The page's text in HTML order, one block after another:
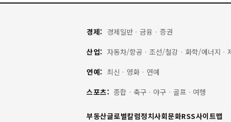
경제: 경제일반 · 금융 · 증권
산업: 자동차/항공 · 조선/철강 · 화학/에너지 ·
연예: 최신 · 영화 · 연예
스포츠: 종합 · 축구 · 야구 · 골프 · 여행
부동산글로벌칼럼정치사회문화RSS사이트맵